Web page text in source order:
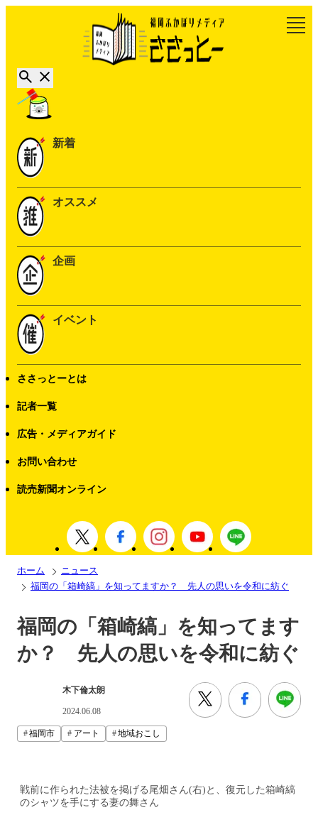
新着
オススメ
企画
イベント
ささっとーとは
記者一覧
広告・メディアガイド
お問い合わせ
読売新聞オンライン
ホーム
ニュース
福岡の「箱崎縞」を知ってますか？ 先人の思いを令和に紡ぐ
福岡の「箱崎縞」を知ってます
か？ 先人の思いを令和に紡ぐ
木下倫太朗
2024.06.08
福岡市 アート 地域おこし
戦前に作られた法被を掲げる尾畑さん(右)と、復元した箱崎縞
のシャツを手にする妻の舞さん